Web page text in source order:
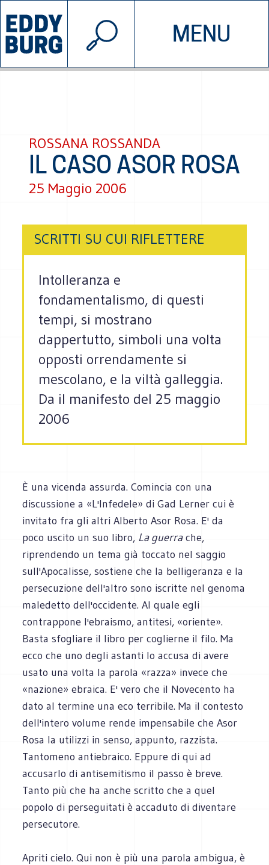
MENU
INIZIATIVE CHI SIAMO
© 2026 EDDYBURG
ROSSANA ROSSANDA
IL CASO ASOR ROSA
25 Maggio 2006
SCRITTI SU CUI RIFLETTERE
Intolleranza e
fondamentalismo, di questi
tempi, si mostrano
dappertutto, simboli una volta
opposti orrendamente si
mescolano, e la viltà galleggia.
Da il manifesto del 25 maggio
2006
È una vicenda assurda. Comincia con una
discussione a «L'Infedele» di Gad Lerner cui è
invitato fra gli altri Alberto Asor Rosa. E' da
poco uscito un suo libro, La guerrache,
riprendendo un tema già toccato nel saggio
sull'Apocalisse, sostiene che la belligeranza e la
persecuzione dell'altro sono iscritte nel genoma
maledetto dell'occidente. Al quale egli
contrappone l'ebraismo, antitesi, «oriente».
Basta sfogliare il libro per coglierne il filo. Ma
ecco che uno degli astanti lo accusa di avere
usato una volta la parola «razza» invece che
«nazione» ebraica. E' vero che il Novecento ha
dato al termine una eco terribile. Ma il contesto
dell'intero volume rende impensabile che Asor
Rosa la utilizzi in senso, appunto, razzista.
Tantomeno antiebraico. Eppure di qui ad
accusarlo di antisemitismo il passo è breve.
Tanto più che ha anche scritto che a quel
popolo di perseguitati è accaduto di diventare
persecutore.
Apriti cielo. Qui non è più una parola ambigua, è